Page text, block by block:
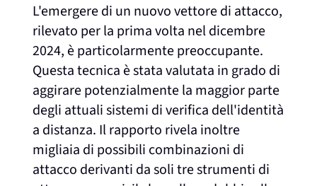
L'emergere di un nuovo vettore di attacco,
rilevato per la prima volta nel dicembre
2024, è particolarmente preoccupante.
Questa tecnica è stata valutata in grado di
aggirare potenzialmente la maggior parte
degli attuali sistemi di verifica dell'identità
a distanza. Il rapporto rivela inoltre
migliaia di possibili combinazioni di
attacco derivanti da soli tre strumenti di